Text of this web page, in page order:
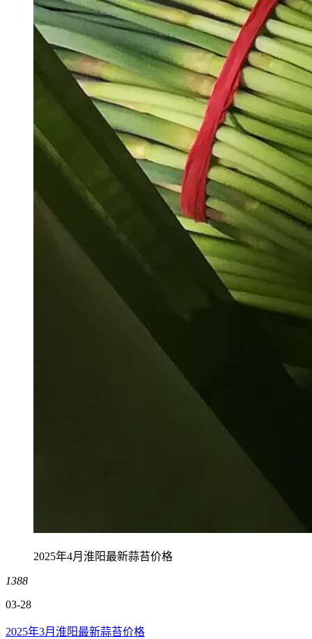
2025年4月淮阳最新蒜苔价格
1388
03-28
2025年3月淮阳最新蒜苔价格